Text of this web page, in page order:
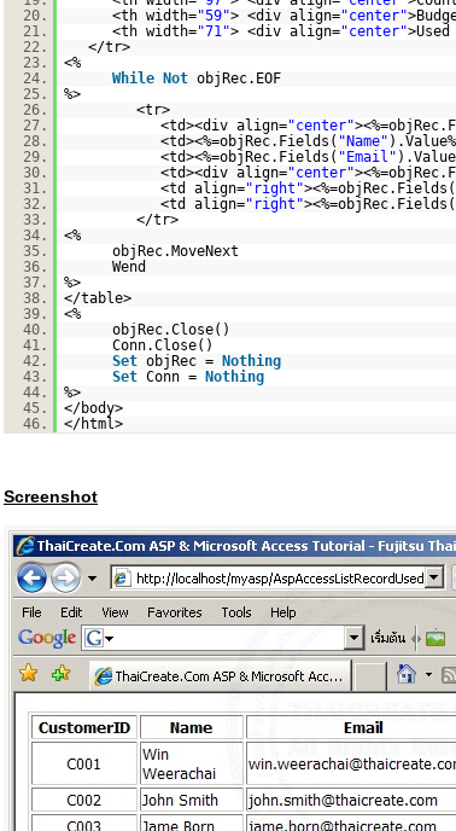
20.
<th width="59"> <div align="center"
21.
<th width="71"> <div align="center"
22.
</tr>
23.
<%
24.
While Not objRec.EOF
25.
%>
26.
<tr>
27.
<td><div align="center"
28.
<td><%=objRec.Fields( "Name"
29.
<td><%=objRec.Fields( "Email"
30.
<td><div align="center"
31.
<td align="right"><%=objRec.Fields(
32.
<td align="right"><%=objRec.Fields(
33.
</tr>
34.
<%
35.
objRec.MoveNext
36.
Wend
37.
%>
38.
</table>
39.
<%
40.
objRec.Close()
41.
Conn.Close()
42.
Set objRec =
Nothing
43.
Set Conn =
Nothing
44.
%>
45.
</body>
46.
</html>
Screenshot